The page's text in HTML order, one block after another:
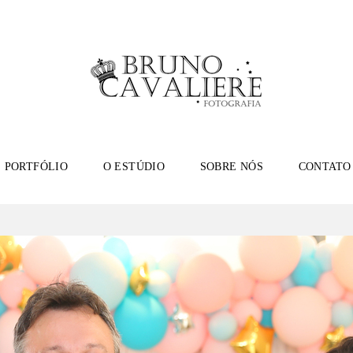
PORTFÓLIO O ESTÚDIO SOBRE NÓS CONTATO